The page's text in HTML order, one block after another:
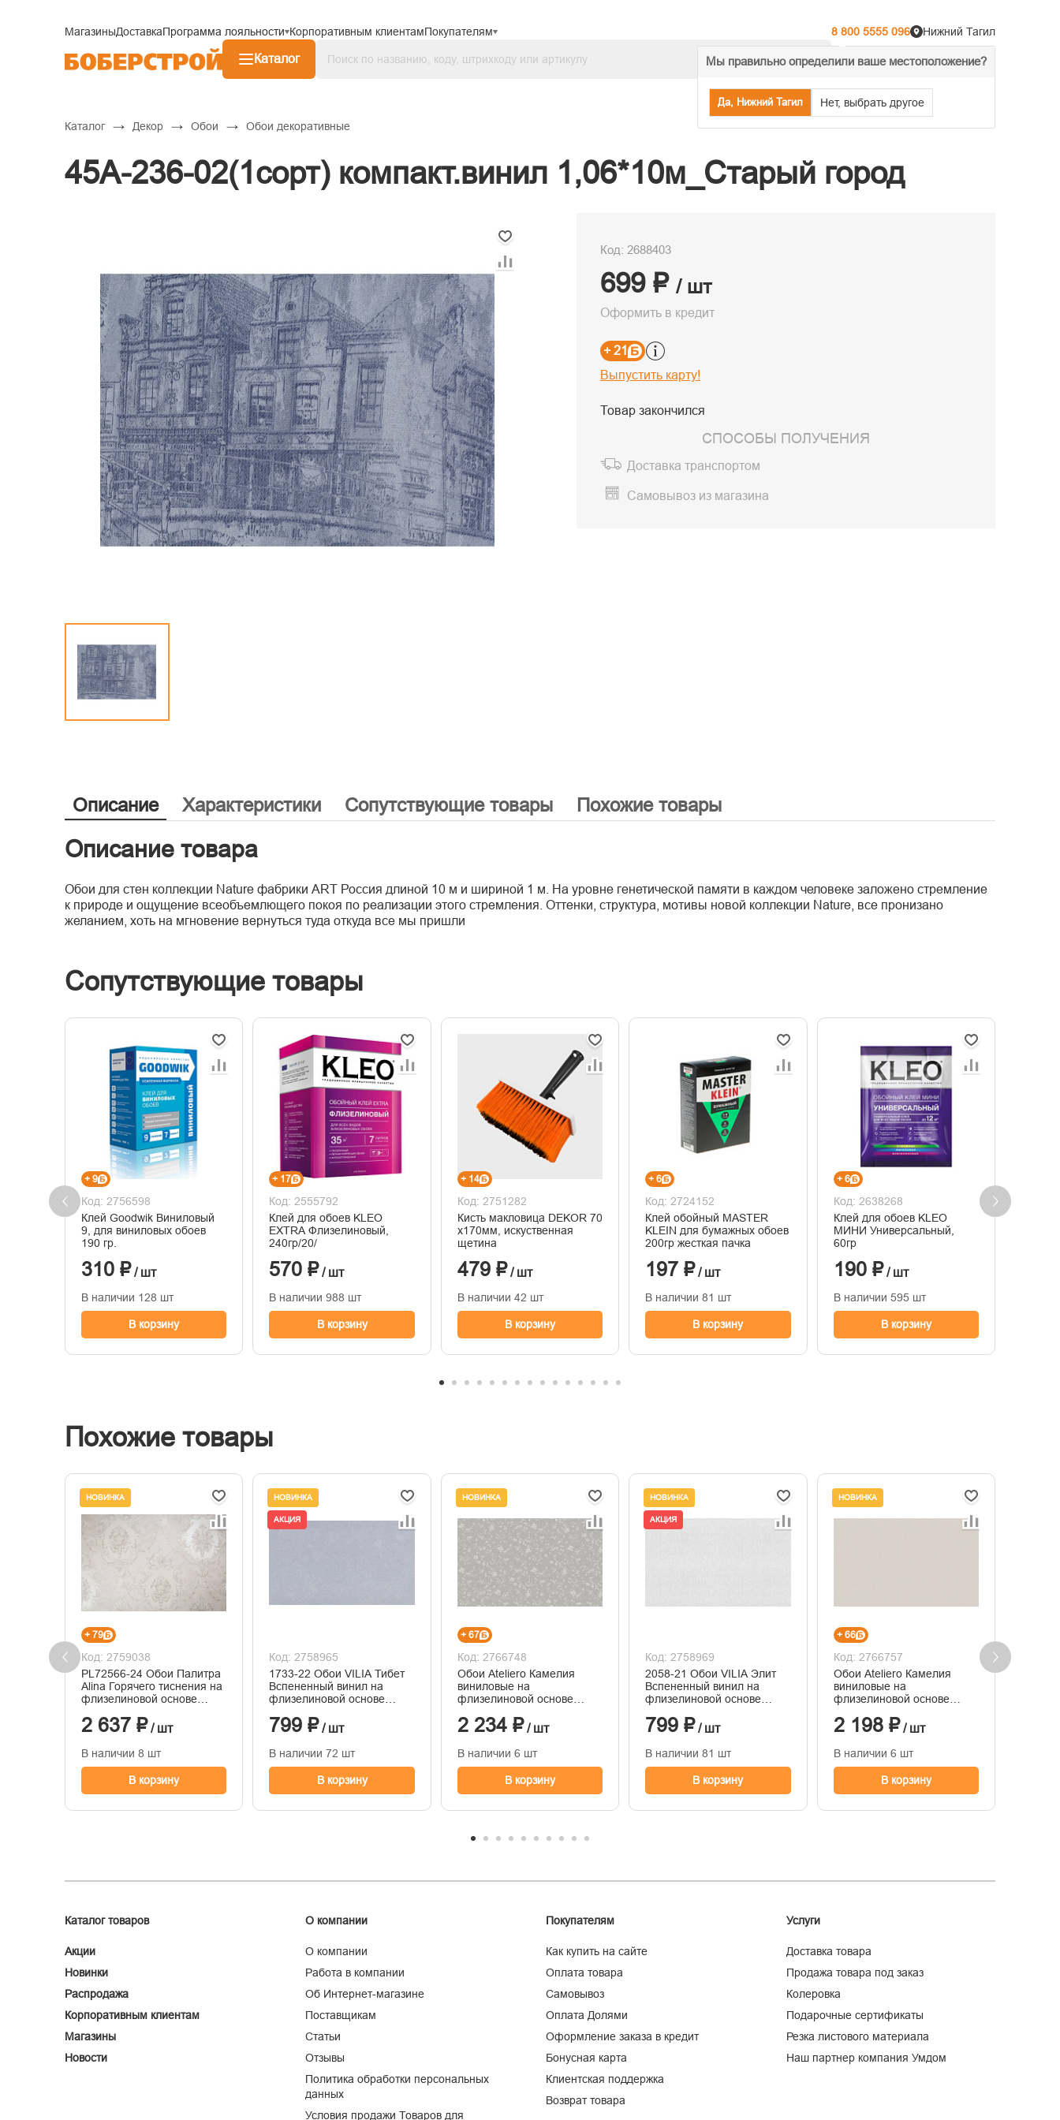
МагазиныДоставкаПрограмма лояльности Корпоративным клиентамПокупателям 8 800 5555 096
Мы правильно определили ваше местоположение?
Да, Нижний Тагил Нет, выбрать другое
Нижний Тагил
Каталог
% Акции Распродажа
Каталог → Декор → Обои → Обои декоративные
45А-236-02(1сорт) компакт.винил 1,06*10м_Старый город
Код: 2688403
699 ₽ / шт
Оформить в кредит
+ 21
Выпустить карту!
Товар закончился
СПОСОБЫ ПОЛУЧЕНИЯ
Доставка транспортом
Самовывоз из магазина
Описание Характеристики Сопутствующие товары Похожие товары
Описание товара
Обои для стен коллекции Nature фабрики ART Россия длиной 10 м и шириной 1 м. На уровне генетической памяти в каждом человеке заложено стремление
к природе и ощущение всеобъемлющего покоя по реализации этого стремления. Оттенки, структура, мотивы новой коллекции Nature, все пронизано
желанием, хоть на мгновение вернуться туда откуда все мы пришли
Сопутствующие товары
+ 9
Код: 2756598
Клей Goodwik Виниловый
9, для виниловых обоев
190 гр.
310 ₽ / шт
В наличии 128 шт
В корзину
+ 17
Код: 2555792
Клей для обоев KLEO
EXTRA Флизелиновый,
240гр/20/
570 ₽ / шт
В наличии 988 шт
В корзину
+ 14
Код: 2751282
Кисть макловица DEKOR 70
х170мм, искуственная
щетина
479 ₽/ шт
В наличии 42 шт
В корзину
+ 6
Код: 2724152
Клей обойный MASTER
KLEIN для бумажных обоев
200гр жесткая пачка
197 ₽ / шт
В наличии 81 шт
В корзину
+ 6
Код: 2638268
Клей для обоев KLEO
МИНИ Универсальный,
60гр
190 ₽/ шт
В наличии 595 шт
В корзину
Похожие товары
НОВИНКА
+ 79
Код: 2759038
PL72566-24 Обои Палитра
Alina Горячего тиснения на
флизелиновой основе
2 637 ₽ / шт
В наличии 8 шт
В корзину
НОВИНКА
АКЦИЯ
Код: 2758965
1733-22 Обои VILIA Тибет
Вспененный винил на
флизелиновой основе
799 ₽ / шт
В наличии 72 шт
В корзину
НОВИНКА
+ 67
Код: 2766748
Обои Ateliero Камелия
виниловые на
флизелиновой основе
1,06м*10м
2 234 ₽/ шт
В наличии 6 шт
В корзину
НОВИНКА
АКЦИЯ
Код: 2758969
2058-21 Обои VILIA Элит
Вспененный винил на
флизелиновой основе
799 ₽ / шт
В наличии 81 шт
В корзину
НОВИНКА
+ 66
Код: 2766757
Обои Ateliero Камелия
виниловые на
флизелиновой основе
1,06м*10м
2 198 ₽/ шт
В наличии 6 шт
В корзину
Каталог товаров
Акции
Новинки
Распродажа
Корпоративным клиентам
Магазины
Новости
О компании
О компании
Работа в компании
Об Интернет-магазине
Поставщикам
Статьи
Отзывы
Политика обработки персональных
данных
Условия продажи Товаров для
Покупателям
Как купить на сайте
Оплата товара
Самовывоз
Оплата Долями
Оформление заказа в кредит
Бонусная карта
Клиентская поддержка
Возврат товара
Услуги
Доставка товара
Продажа товара под заказ
Колеровка
Подарочные сертификаты
Резка листового материала
Наш партнер компания Умдом